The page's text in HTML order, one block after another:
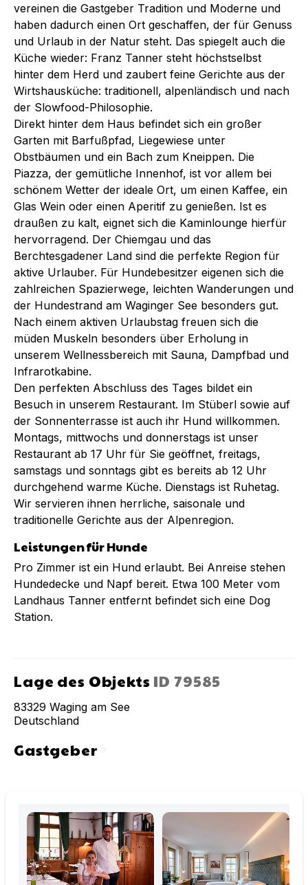
vereinen die Gastgeber Tradition und Moderne und
haben dadurch einen Ort geschaffen, der für Genuss
und Urlaub in der Natur steht. Das spiegelt auch die
Küche wieder: Franz Tanner steht höchstselbst
hinter dem Herd und zaubert feine Gerichte aus der
Wirtshausküche: traditionell, alpenländisch und nach
der Slowfood-Philosophie.
Direkt hinter dem Haus befindet sich ein großer
Garten mit Barfußpfad, Liegewiese unter
Obstbäumen und ein Bach zum Kneippen. Die
Piazza, der gemütliche Innenhof, ist vor allem bei
schönem Wetter der ideale Ort, um einen Kaffee, ein
Glas Wein oder einen Aperitif zu genießen. Ist es
draußen zu kalt, eignet sich die Kaminlounge hierfür
hervorragend. Der Chiemgau und das
Berchtesgadener Land sind die perfekte Region für
aktive Urlauber. Für Hundebesitzer eigenen sich die
zahlreichen Spazierwege, leichten Wanderungen und
der Hundestrand am Waginger See besonders gut.
Nach einem aktiven Urlaubstag freuen sich die
müden Muskeln besonders über Erholung in
unserem Wellnessbereich mit Sauna, Dampfbad und
Infrarotkabine.
Den perfekten Abschluss des Tages bildet ein
Besuch in unserem Restaurant. Im Stüberl sowie auf
der Sonnenterrasse ist auch ihr Hund willkommen.
Montags, mittwochs und donnerstags ist unser
Restaurant ab 17 Uhr für Sie geöffnet, freitags,
samstags und sonntags gibt es bereits ab 12 Uhr
durchgehend warme Küche. Dienstags ist Ruhetag.
Wir servieren ihnen herrliche, saisonale und
traditionelle Gerichte aus der Alpenregion.
Leistungen für Hunde
Pro Zimmer ist ein Hund erlaubt. Bei Anreise stehen
Hundedecke und Napf bereit. Etwa 100 Meter vom
Landhaus Tanner entfernt befindet sich eine Dog
Station.
Lage des Objekts ID 79585
83329 Waging am See
Deutschland
Gastgeberchevron_right